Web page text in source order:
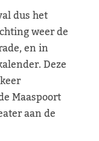
dus het
weer de
en in
Deze
Maaspoort
aan de